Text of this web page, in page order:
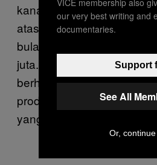
kanal tersebut
atas Rp20 juta sebulan.
bulan, uang dari YouTube
juta. Jaring pengaman
berhasil. Utang terbayar,
produksi utama kini sudah
yang lebih canggih.
our very best writing and
documentaries.
Support
See All
Or,